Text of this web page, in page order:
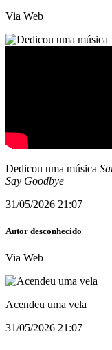
Via Web
Dedicou uma música
Say Goodbye
31/05/2026 21:07
Autor desconhecido
Via Web
Acendeu uma vela
31/05/2026 21:07